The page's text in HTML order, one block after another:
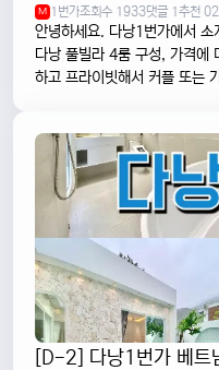
M 1번가조회수 1933댓글 1추천 0
안녕하세요. 다낭1번가에서
다낭 풀빌라 4룸 구성, 가격에
하고 프라이빗해서 커플 또는